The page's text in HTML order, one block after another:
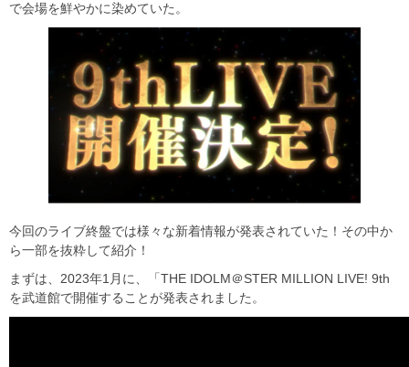
で会場を鮮やかに染めていた。
今回のライブ終盤では様々な新着情報が発表されていた！その中か
ら一部を抜粋して紹介！
まずは、2023年1月に、「THE IDOLM＠STER MILLION LIVE! 9th
を武道館で開催することが発表されました。